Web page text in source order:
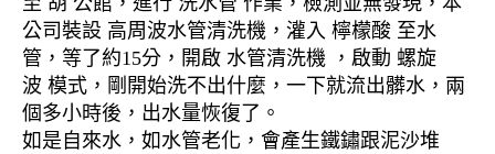
公司裝設 高周波水管清洗機，灌入 檸檬酸 至水
管，等了約15分，開啟 水管清洗機 ，啟動 螺旋
波 模式，剛開始洗不出什麼，一下就流出髒水，兩
個多小時後，出水量恢復了。
如是自來水，如水管老化，會產生鐵鏽跟泥沙堆